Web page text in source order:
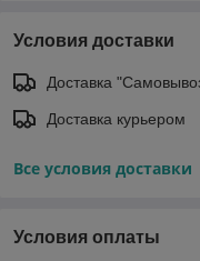
Условия доставки
Доставка
Доставка курьером
Все условия доставки
Условия оплаты